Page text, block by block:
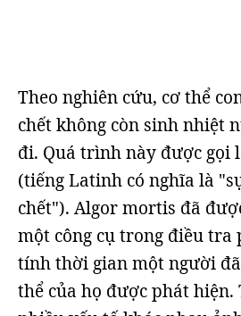
Theo nghiên cứu, cơ thể
chết không còn sinh nhiệt
đi. Quá trình này được gọi
(tiếng Latinh có nghĩa là
chết"). Algor mortis đã
một công cụ trong điều tra
tính thời gian một người
thể của họ được phát hiện.